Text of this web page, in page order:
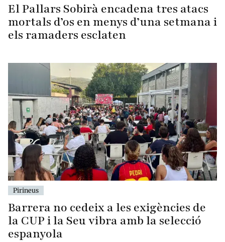
El Pallars Sobirà encadena tres atacs
mortals d’os en menys d’una setmana i
els ramaders esclaten
Pirineus
Barrera no cedeix a les exigències de
la CUP i la Seu vibra amb la selecció
espanyola